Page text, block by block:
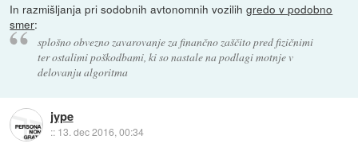
In razmišljanja pri sodobnih avtonomnih vozilihgredo v podobno
smer:
splošno obvezno zavarovanje za finančno zaščito pred fizičnimi
ter ostalimi poškodbami, ki so nastale na podlagi motnje v
delovanju algoritma
jype
:: 13. dec 2016, 00:34